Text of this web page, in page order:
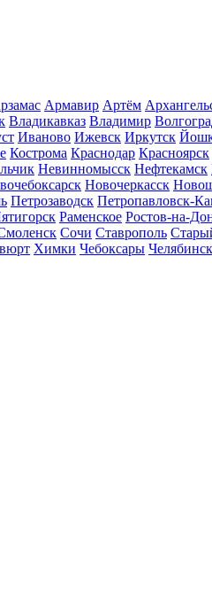
Армавир Артём
Владикавказ Владимир
Иваново Ижевск Иркутск
Кострома Краснодар Красноярск
Невинномысск Нефтекамск
Новочеркасск
Петрозаводск Петропавловск-
Раменское Ростов-на-
Сочи Ставрополь
Химки Чебоксары Челябинск